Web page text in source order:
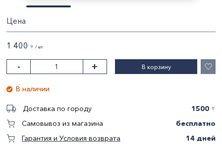
Цена
1 400 〒 / шт
- + В корзину
В наличии
Доставка по городу 1500 〒
Самовывоз из магазина
бесплатно
Гарантия и Условия возврата
14 дней